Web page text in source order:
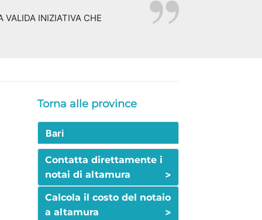
VALIDA INIZIATIVA CHE
Torna alle province
Bari
Contatta direttamente i
notai di altamura
>
Calcola il costo del notaio
a altamura
>